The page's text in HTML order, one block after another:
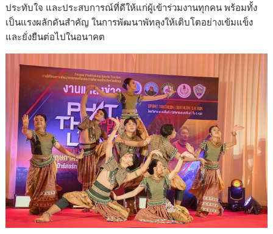
ประทับใจ และประสบการณ์ที่ดีให้แก่ผู้เข้าร่วมงานทุกคน พร้อมทั้ง
เป็นแรงผลักดันสำคัญ ในการพัฒนาพัทลุงให้เติบโตอย่างเข้มแข็ง
และยั่งยืนต่อไปในอนาคต